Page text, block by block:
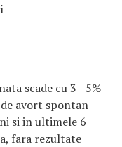
scade cu 3 - 5%
avort spontan
si in ultimele 6
fara rezultate